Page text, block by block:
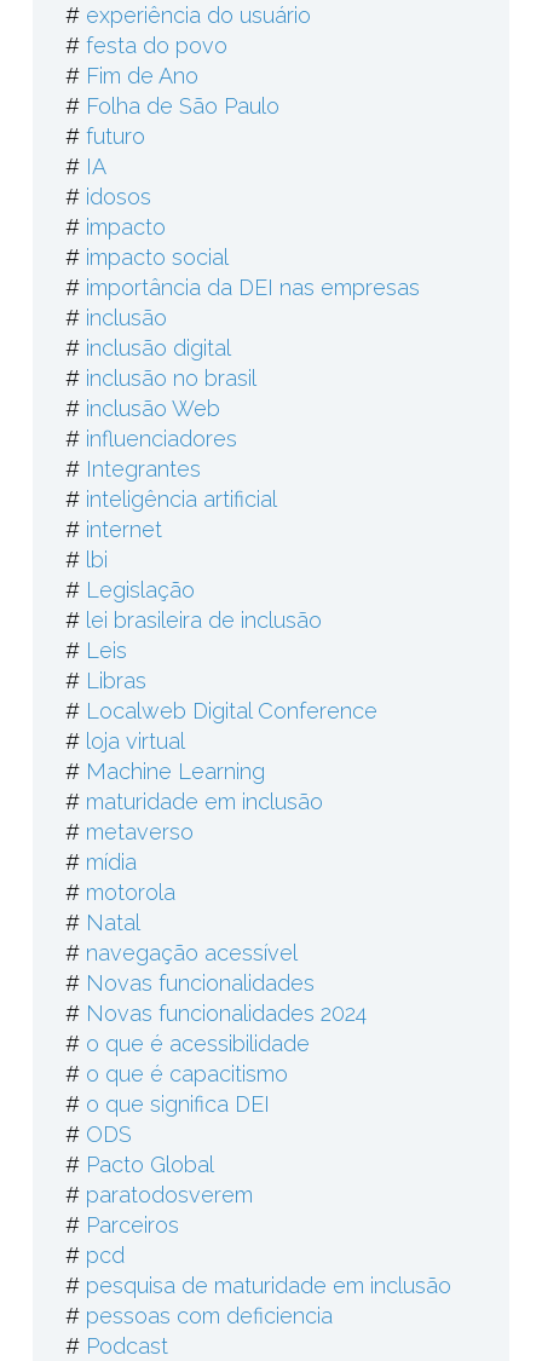
# experiência do usuário
# festa do povo
# Fim de Ano
# Folha de São Paulo
# futuro
# IA
# idosos
# impacto
# impacto social
# importância da DEI nas empresas
# inclusão
# inclusão digital
# inclusão no brasil
# inclusão Web
# influenciadores
# Integrantes
# inteligência artificial
# internet
# lbi
# Legislação
# lei brasileira de inclusão
# Leis
# Libras
# Localweb Digital Conference
# loja virtual
# Machine Learning
# maturidade em inclusão
# metaverso
# mídia
# motorola
# Natal
# navegação acessível
# Novas funcionalidades
# Novas funcionalidades 2024
# o que é acessibilidade
# o que é capacitismo
# o que significa DEI
# ODS
# Pacto Global
# paratodosverem
# Parceiros
# pcd
# pesquisa de maturidade em inclusão
# pessoas com deficiencia
# Podcast